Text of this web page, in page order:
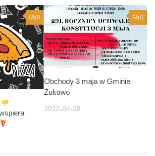
0 0
Obchody 3 maja w Gminie
Żukowo
2022-04-28